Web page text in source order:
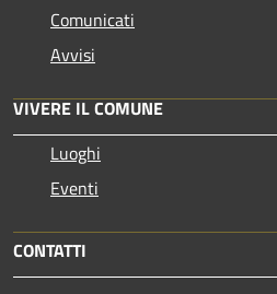
Comunicati
Avvisi
VIVERE IL COMUNE
Luoghi
Eventi
CONTATTI